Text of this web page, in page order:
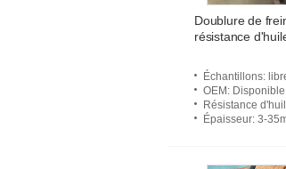
Doublure de
résistance
Échantillons:
OEM : Disponible
Résistance
Épaisseur: 3-